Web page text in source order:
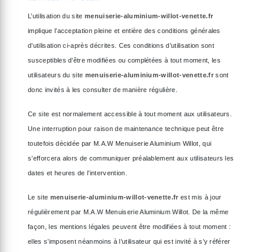
L’utilisation du sitemenuiserie-aluminium-willot-venette.fr
implique l’acceptation pleine et entière des conditions générales
d’utilisation ci-après décrites. Ces conditions d’utilisation sont
susceptibles d’être modifiées ou complétées à tout moment, les
utilisateurs du site menuiserie-aluminium-willot-venette.frsont
donc invités à les consulter de manière régulière.
Ce site est normalement accessible à tout moment aux utilisateurs.
Une interruption pour raison de maintenance technique peut être
toutefois décidée par M.A.W Menuiserie Aluminium Willot, qui
s’efforcera alors de communiquer préalablement aux utilisateurs les
dates et heures de l’intervention.
Le site menuiserie-aluminium-willot-venette.fr est mis à jour
régulièrement par M.A.W Menuiserie Aluminium Willot. De la même
façon, les mentions légales peuvent être modifiées à tout moment :
elles s’imposent néanmoins à l’utilisateur qui est invité à s’y référer